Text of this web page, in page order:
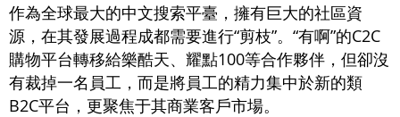
作為全球最大的中文搜索平臺，擁有巨大的社區資
源，在其發展過程成都需要進行“剪枝”。“有啊”的C2C
購物平台轉移給樂酷天、耀點100等合作夥伴，但卻沒
有裁掉一名員工，而是將員工的精力集中於新的類
B2C平台，更聚焦于其商業客戶市場。